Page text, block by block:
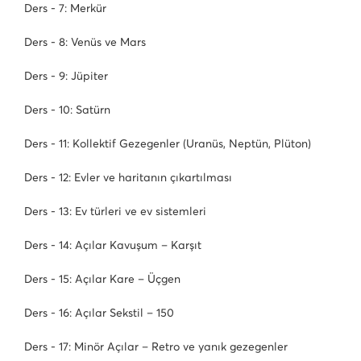
Ders - 7: Merkür
Ders - 8: Venüs ve Mars
Ders - 9: Jüpiter
Ders - 10: Satürn
Ders - 11: Kollektif Gezegenler (Uranüs, Neptün, Plüton)
Ders - 12: Evler ve haritanın çıkartılması
Ders - 13: Ev türleri ve ev sistemleri
Ders - 14: Açılar Kavuşum – Karşıt
Ders - 15: Açılar Kare – Üçgen
Ders - 16: Açılar Sekstil – 150
Ders - 17: Minör Açılar – Retro ve yanık gezegenler